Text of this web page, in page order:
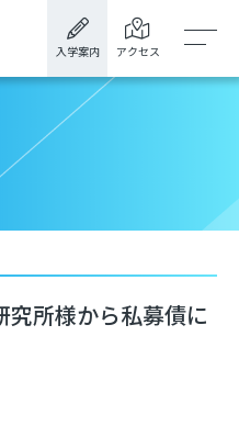
入学案内 アクセス
究所様から私募債に